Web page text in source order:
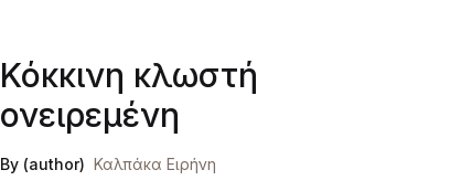
Κόκκινη κλωστή
ονειρεμένη
By (author) Καλπάκα Ειρήνη